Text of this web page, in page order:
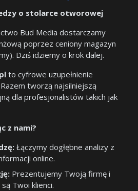
o stolarce otworowej
Bud Media dostarczamy
poprzez ceniony magazyn
Dziś idziemy o krok dalej.
to cyfrowe uzupełnienie
tworzą najsilniejszą
dla profesjonalistów takich jak
z nami?
Łączymy dogłębne analizy z
online.
Prezentujemy Twoją firmę i
Twoi klienci.